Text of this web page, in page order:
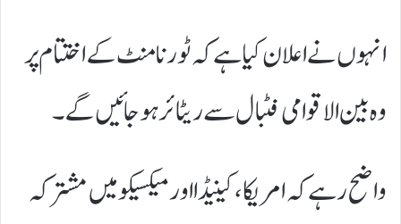
انہوں نے اعلان کیا ہے کہ ٹورنامنٹ کے اختتام پر
وہ بین الاقوامی فٹبال سے ریٹائر ہو جائیں گے۔
واضح رہے کہ امریکا، کینیڈا اور میکسیکو میں مشترکہ